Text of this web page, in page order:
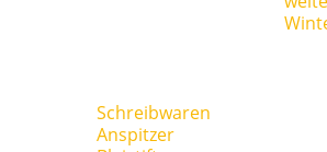
Schreibwaren
Anspitzer